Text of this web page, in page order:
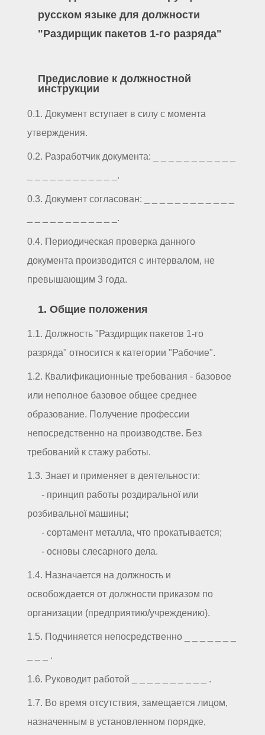
русском языке для должности
"Раздирщик пакетов 1-го разряда"
Предисловие к должностной
инструкции
0.1. Документ вступает в силу с момента
утверждения.
0.2. Разработчик документа: _ _ _ _ _ _ _ _ _ _ _
_ _ _ _ _ _ _ _ _ _ _ _.
0.3. Документ согласован: _ _ _ _ _ _ _ _ _ _ _ _
_ _ _ _ _ _ _ _ _ _ _ _.
0.4. Периодическая проверка данного
документа производится с интервалом, не
превышающим 3 года.
1. Общие положения
1.1. Должность "Раздирщик пакетов 1-го
разряда" относится к категории "Рабочие".
1.2. Квалификационные требования - базовое
или неполное базовое общее среднее
образование. Получение профессии
непосредственно на производстве. Без
требований к стажу работы.
1.3. Знает и применяет в деятельности:
- принцип работы роздиральної или
розбивальної машины;
- сортамент металла, что прокатывается;
- основы слесарного дела.
1.4. Назначается на должность и
освобождается от должности приказом по
организации (предприятию/учреждению).
1.5. Подчиняется непосредственно _ _ _ _ _ _ _
_ _ _ .
1.6. Руководит работой _ _ _ _ _ _ _ _ _ _ .
1.7. Во время отсутствия, замещается лицом,
назначенным в установленном порядке,